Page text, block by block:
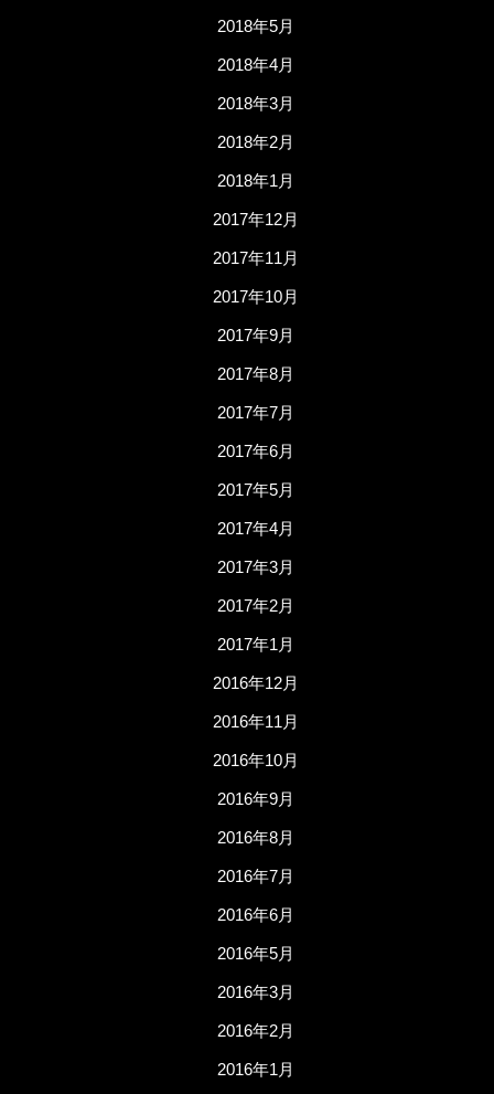
2018年5月
2018年4月
2018年3月
2018年2月
2018年1月
2017年12月
2017年11月
2017年10月
2017年9月
2017年8月
2017年7月
2017年6月
2017年5月
2017年4月
2017年3月
2017年2月
2017年1月
2016年12月
2016年11月
2016年10月
2016年9月
2016年8月
2016年7月
2016年6月
2016年5月
2016年3月
2016年2月
2016年1月